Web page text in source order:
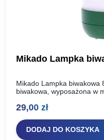
Mikado Lampka
Mikado Lampka biwakowa
biwakowa, wyposażona w
transporcie, wejdzie w
29,00 zł
DODAJ DO KOSZYKA